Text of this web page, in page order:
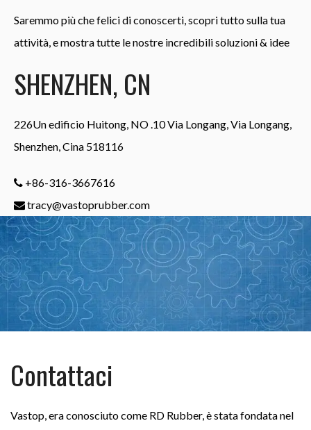
Saremmo più che felici di conoscerti, scopri tutto sulla tua
attività, e mostra tutte le nostre incredibili soluzioni & idee
SHENZHEN, CN
226Un edificio Huitong, NO .10 Via Longang, Via Longang,
Shenzhen, Cina 518116
+86-316-3667616
tracy@vastoprubber.com
Contattaci
Vastop, era conosciuto come RD Rubber, è stata fondata nel